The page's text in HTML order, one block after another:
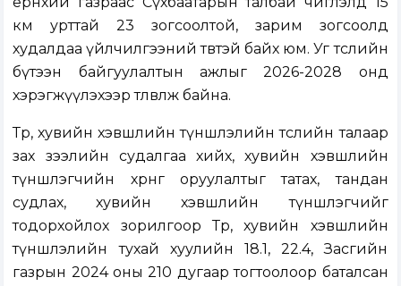
км урттай 23 зогсоолтой, зарим зогсоолд
худалдаа үйлчилгээний төвтэй байх юм. Уг төслийн
бүтээн байгуулалтын ажлыг 2026-2028 онд
хэрэгжүүлэхээр төлөвлөж байна.
Төр, хувийн хэвшлийн түншлэлийн төслийн талаар
зах зээлийн судалгаа хийх, хувийн хэвшлийн
түншлэгчийн хөрөнгө оруулалтыг татах, тандан
судлах, хувийн хэвшлийн түншлэгчийг
тодорхойлох зорилгоор Төр, хувийн хэвшлийн
түншлэлийн тухай хуулийн 18.1, 22.4, Засгийн
газрын 2024 оны 210 дугаар тогтоолоор баталсан